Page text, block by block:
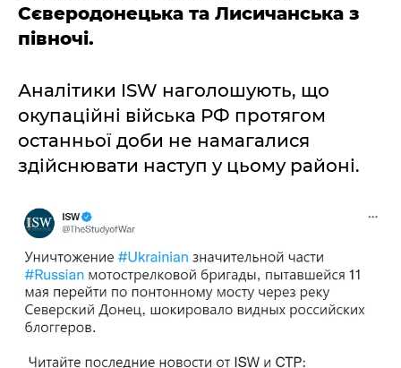
Сєверодонецька та Лисичанська з
півночі.
Аналітики ISW наголошують, що
окупаційні війська РФ протягом
останньої доби не намагалися
здійснювати наступ у цьому районі.